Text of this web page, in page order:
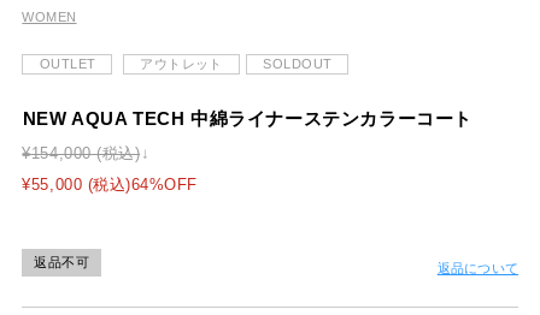
WOMEN
OUTLET アウトレット SOLDOUT
NEW AQUA TECH 中綿ライナーステンカラーコート
¥154,000 (税込)
¥55,000 (税込)64%OFF
返品不可 返品について